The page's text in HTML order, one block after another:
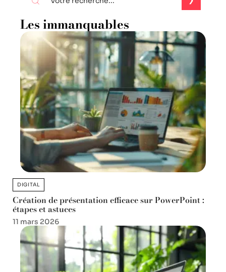
Les immanquables
DIGITAL
Création de présentation efficace sur PowerPoint :
étapes et astuces
11 mars 2026